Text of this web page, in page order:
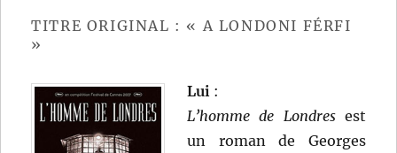
TITRE ORIGINAL : « A LONDONI FÉRFI
»
Lui :
L’homme de Londresest
un roman de Georges